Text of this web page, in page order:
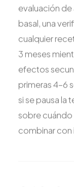
evaluación
basal, una
cualquier
3 meses
efectos
primeras 4-6
si se pausa la
sobre cuándo
combinar con